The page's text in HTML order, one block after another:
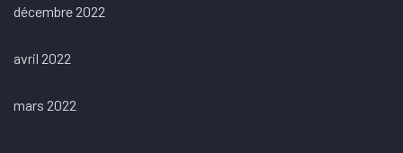
décembre 2022
avril 2022
mars 2022